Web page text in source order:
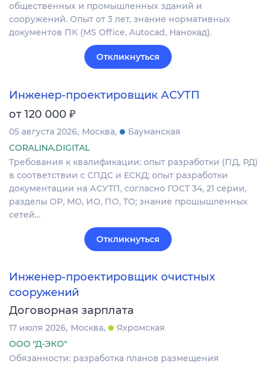
общественных и промышленных зданий и
сооружений. Опыт от 3 лет, знание нормативных
документов ПК (MS Office, Autocad, Нанокад).
Откликнуться
Инженер-проектировщик АСУТП
от 120 000 ₽
05 августа 2026 Москва
Бауманская
CORALINA.DIGITAL
Требования к квалификации: опыт разработки (ПД, РД)
в соответствии с СПДС и ЕСКД; опыт разработки
документации на АСУТП, согласно ГОСТ 34, 21 серии,
разделы ОР, МО, ИО, ПО, ТО; знание прошышленных
сетей…
Откликнуться
Инженер-проектировщик очистных
сооружений
Договорная зарплата
17 июля 2026 Москва
Яхромская
ООО "Д-ЭКО"
Обязанности: разработка планов размещения